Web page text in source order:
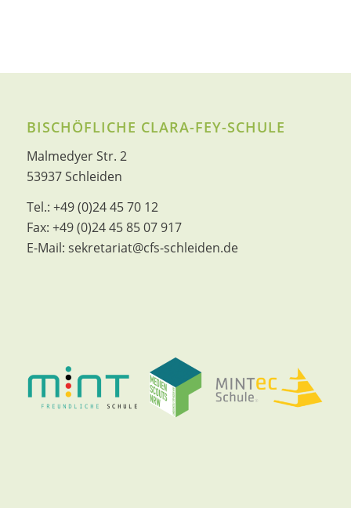
BISCHÖFLICHE CLARA-FEY-SCHULE
Malmedyer Str. 2
53937 Schleiden
Tel.: +49 (0)24 45 70 12
Fax: +49 (0)24 45 85 07 917
E-Mail: sekretariat@cfs-schleiden.de